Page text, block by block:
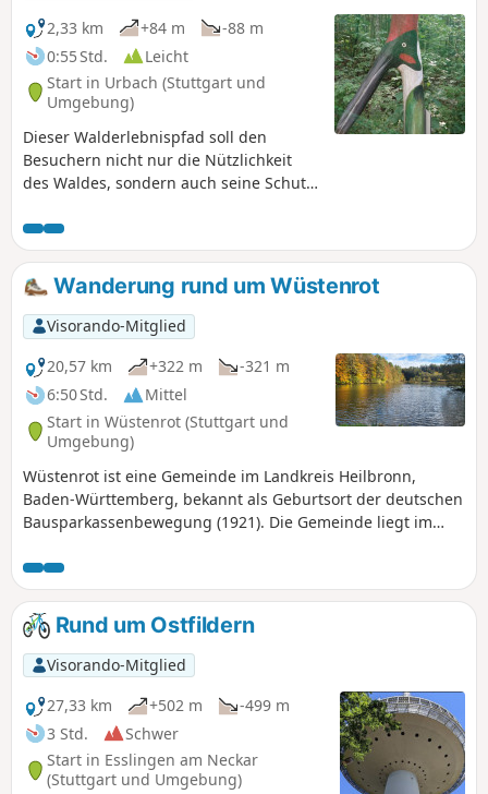
2,33 km
+84 m
-88 m
0:55 Std.
Leicht
Start in Urbach (Stuttgart und
Umgebung)
Dieser Walderlebnispfad soll den
Besuchern nicht nur die Nützlichkeit
des Waldes, sondern auch seine Schutz-
Sehen, hören, schmecken und berühren
sind notwendig, um die natürliche
Vielfalt kennenzulernen. Nicht weniger
als 10 schön in den Wald eingebettete
Mitmachstationen und eine vielfältige
Tierwelt lassen diese Wanderung mit
Sicherheit zu einer unvergesslichen
Erfahrung für Kinder und Erwachsene
werden.
Wanderung rund um Wüstenrot
Visorando-Mitglied
20,57 km
+322 m
-321 m
6:50 Std.
Mittel
Start in Wüstenrot (Stuttgart und
Umgebung)
Wüstenrot ist eine Gemeinde im Landkreis Heilbronn,
Baden-Württemberg, bekannt als Geburtsort der deutschen
Bausparkassenbewegung (1921). Die Gemeinde liegt im
führt Dich durch vier der fünf Ortschaften der Gemeinde -
Wüstenrot, Finsterrot, Maienfels und Neuhütten.
Rund um Ostfildern
Visorando-Mitglied
27,33 km
+502 m
-499 m
3 Std.
Schwer
Start in Esslingen am Neckar
(Stuttgart und Umgebung)